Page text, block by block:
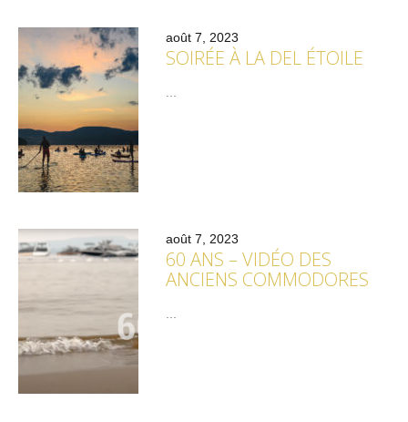
août 7, 2023
SOIRÉE À LA DEL ÉTOILE
août 7, 2023
60 ANS – VIDÉO DES
ANCIENS COMMODORES